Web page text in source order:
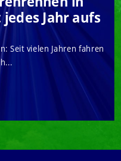
Jahr aufs
Seit vielen Jahren fahren